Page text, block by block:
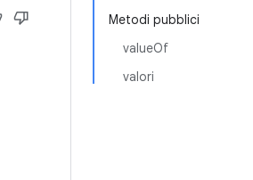
Metodi pubblici
valueOf
valori